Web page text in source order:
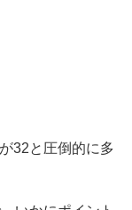
32と圧倒的に多